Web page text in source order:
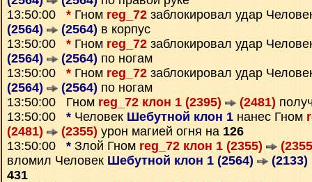
13:50:00 * Гном reg_72 заблокировал удар
(2564)
(2564) в корпус
13:50:00 * Гном reg_72 заблокировал удар
(2564)
(2564) по ногам
13:50:00 * Гном reg_72 заблокировал удар
(2564)
(2564) по ногам
13:50:00 Гном reg_72 клон 1 (2395) (2481)
13:50:00 * Человек Шебутной клон 1 нанес Гном
(2481)
(2355) урон магией огня на 126
13:50:00 * Злой Гном reg_72 клон 1 (2355)
вломил Человек Шебутной клон 1 (2564) (2133)
431